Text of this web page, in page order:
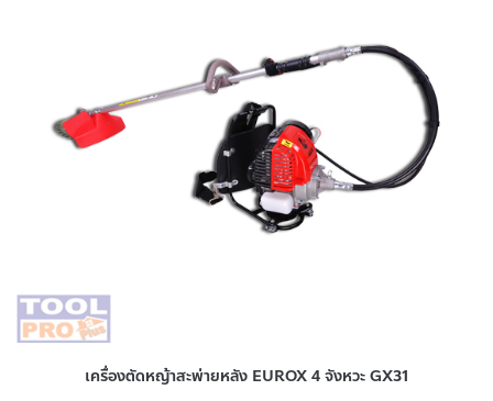
เครื่องตัดหญ้าสะพ่ายหลัง EUROX 4 จังหวะ GX31